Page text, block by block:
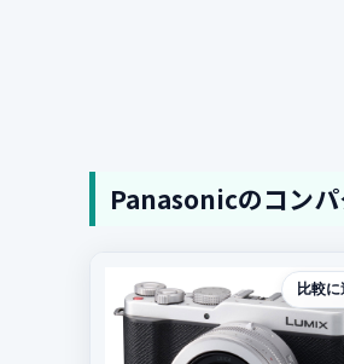
Panasonicのコンパ
比較